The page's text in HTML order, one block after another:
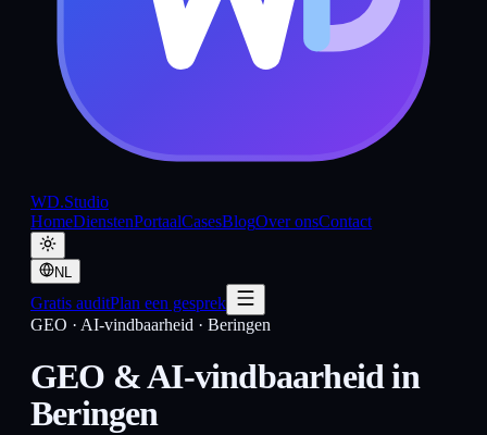
WD.Studio
HomeDienstenPortaalCasesBlogOver onsContact
NL
Gratis auditPlan een gesprek
GEO · AI-vindbaarheid · Beringen
GEO & AI-vindbaarheid in
Beringen